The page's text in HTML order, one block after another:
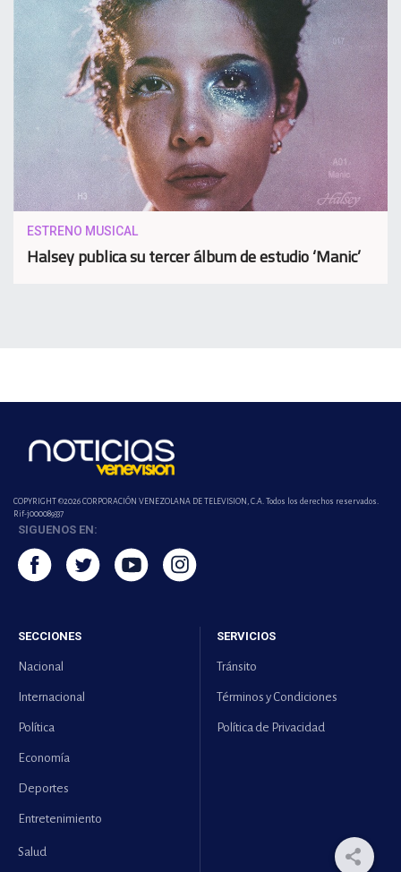
ESTRENO MUSICAL
Halsey publica su tercer álbum de estudio ‘Manic’
COPYRIGHT ©2026 CORPORACIÓN VENEZOLANA DE TELEVISION, C.A. Todos los derechos reservados.
Rif-j000089337
SIGUENOS EN:
SECCIONES
Nacional
Internacional
Política
Economía
Deportes
Entretenimiento
Salud
SERVICIOS
Tránsito
Términos y Condiciones
Política de Privacidad